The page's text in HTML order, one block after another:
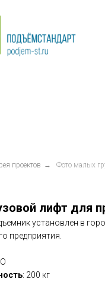
проектов → Фото малых
лифт для
установлен в
предприятия.
: 200 кг